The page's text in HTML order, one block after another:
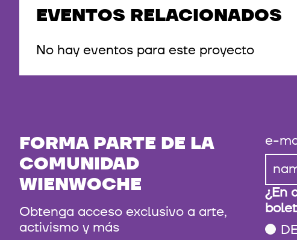
EVENTOS RELACIONADOS
No hay eventos para este proyecto
FORMA PARTE DE LA
COMUNIDAD
WIENWOCHE
Obtenga acceso exclusivo a arte,
activismo y más
e-
¿En